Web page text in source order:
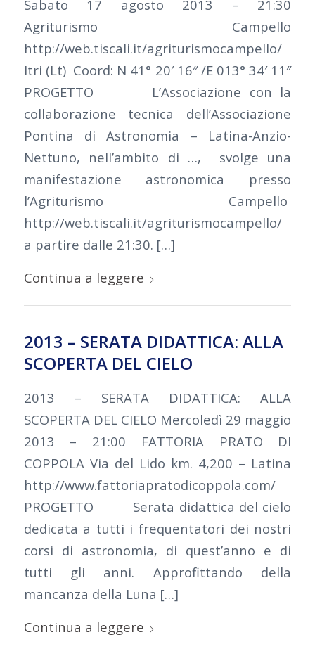
Sabato 17 agosto 2013 – 21:30
Agriturismo Campello
http://web.tiscali.it/agriturismocampello/
Itri (Lt) Coord: N 41° 20′ 16″ /E 013° 34′ 11″
PROGETTO L’Associazione con la
collaborazione tecnica dell’Associazione
Pontina di Astronomia – Latina-Anzio-
Nettuno, nell’ambito di …, svolge una
manifestazione astronomica presso
l’Agriturismo Campello
http://web.tiscali.it/agriturismocampello/
a partire dalle 21:30. […]
Continua a leggere
2013 – SERATA DIDATTICA: ALLA
SCOPERTA DEL CIELO
2013 – SERATA DIDATTICA: ALLA
SCOPERTA DEL CIELO Mercoledì 29 maggio
2013 – 21:00 FATTORIA PRATO DI
COPPOLA Via del Lido km. 4,200 – Latina
http://www.fattoriapratodicoppola.com/
PROGETTO Serata didattica del cielo
dedicata a tutti i frequentatori dei nostri
corsi di astronomia, di quest’anno e di
tutti gli anni. Approfittando della
mancanza della Luna […]
Continua a leggere